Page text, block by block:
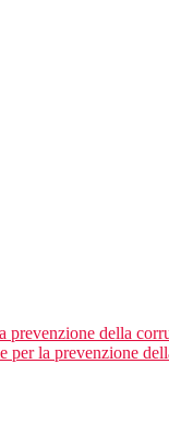
prevenzione della
per la prevenzione